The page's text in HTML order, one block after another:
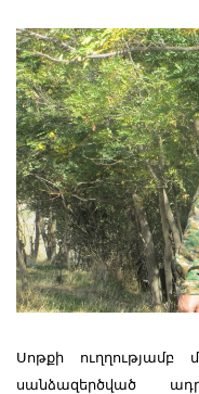
Սոթքի
սանձազերծված